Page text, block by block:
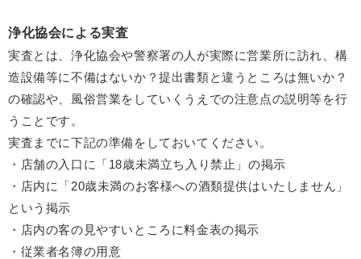
浄化協会による実査
実査とは、浄化協会や警察署の人が実際に営業所に訪れ、構
造設備等に不備はないか？提出書類と違うところは無いか？
の確認や、風俗営業をしていくうえでの注意点の説明等を行
うことです。
実査までに下記の準備をしておいてください。
・店舗の入口に「18歳未満立ち入り禁止」の掲示
・店内に「20歳未満のお客様への酒類提供はいたしません」
という掲示
・店内の客の見やすいところに料金表の掲示
・従業者名簿の用意